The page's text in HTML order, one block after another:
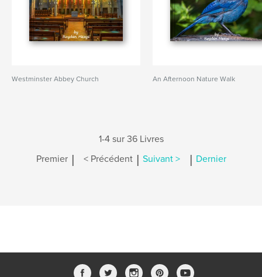
Westminster Abbey Church An Afternoon Nature Walk
1-4 sur 36 Livres
Premier | < Précédent | Suivant > | Dernier